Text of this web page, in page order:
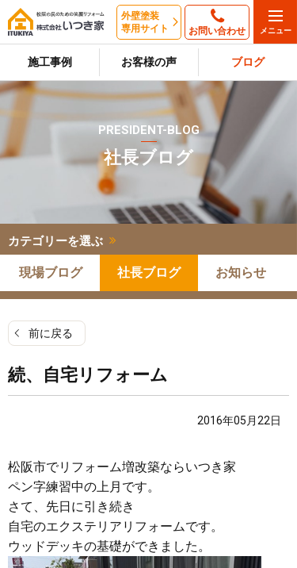
外壁塗装
専用サイト
お問い合わせ
施工事例 お客様の声 ブログ
PRESIDENT-BLOG
社長ブログ
カテゴリーを選ぶ
現場ブログ 社長ブログ お知らせ
前に戻る
続、自宅リフォーム
2016年05月22日
松阪市でリフォーム増改築ならいつき家
ペン字練習中の上月です。
さて、先日に引き続き
自宅のエクステリアリフォームです。
ウッドデッキの基礎ができました。